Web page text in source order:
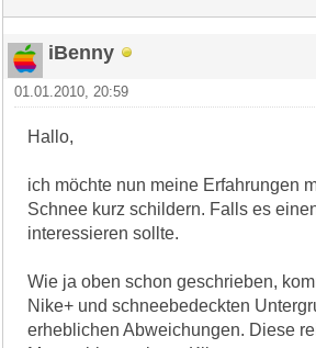
iBenny
01.01.2010, 20:59
Hallo,
ich möchte nun meine Erfahrungen
Schnee kurz schildern. Falls es
interessieren sollte.
Wie ja oben schon geschrieben,
Nike+ und schneebedeckten
erheblichen Abweichungen. Diese